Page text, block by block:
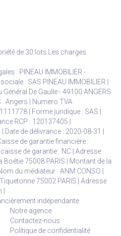
de 30 lots.Les charges
: PINEAU IMMOBILIER -
: SAS PINEAU IMMOBILIER |
De Gaulle - 49100 ANGERS
: Angers | Numero TVA
| Forme juridique : SAS |
RCP : 120137405 |
de délivrance : 2020-08-31 |
de garantie financière :
caisse de garantie : NC | Adresse
Boétie 75008 PARIS | Montant de la
du médiateur : ANM CONSO |
75002 PARIS | Adresse
indépendante
Notre agence
Contactez-nous
Politique de confidentialité